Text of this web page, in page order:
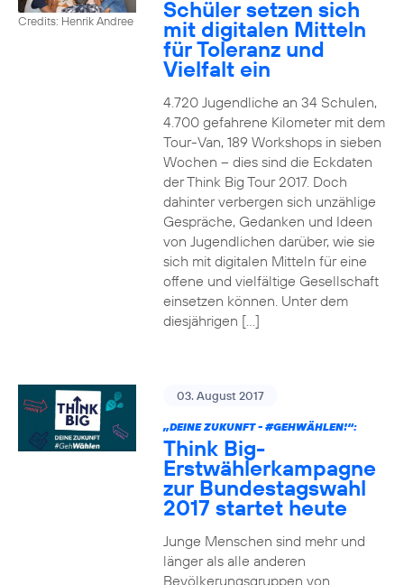
Credits: Henrik Andree Schüler setzen sich
mit digitalen Mitteln
für Toleranz und
Vielfalt ein
4.720 Jugendliche an 34 Schulen,
4.700 gefahrene Kilometer mit dem
Tour-Van, 189 Workshops in sieben
Wochen – dies sind die Eckdaten
der Think Big Tour 2017. Doch
dahinter verbergen sich unzählige
Gespräche, Gedanken und Ideen
von Jugendlichen darüber, wie sie
sich mit digitalen Mitteln für eine
offene und vielfältige Gesellschaft
einsetzen können. Unter dem
diesjährigen […]
03. August 2017
„DEINE ZUKUNFT - #GEHWÄHLEN!“:
Think Big-
Erstwählerkampagne
zur Bundestagswahl
2017 startet heute
Junge Menschen sind mehr und
länger als alle anderen
Bevölkerungsgruppen von